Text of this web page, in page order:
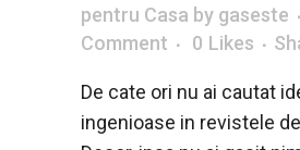
pentru Casa by gaseste
Comment
0 Likes
De cate ori nu ai cautat
ingenioase in revistele